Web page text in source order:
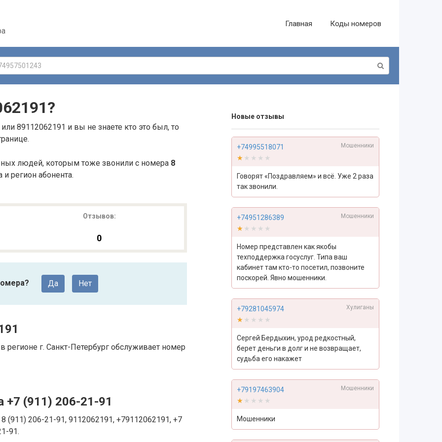
Главная Коды номеров
?
89112062191 и вы не знаете кто это был, то
людей, которым тоже звонили с номера 8
регион абонента.
Отзывов:
0
Да Нет
г. Санкт-Петербург обслуживает номер
+7 (911) 206-21-91
(911) 206-21-91, 9112062191, +79112062191, +7
91.
Новые отзывы
+74995518071 Мошенники
★★★★★
★★★★★
Говорят «Поздравляем» и всё. Уже 2 раза
так звонили.
+74951286389 Мошенники
★★★★★
★★★★★
Номер представлен как якобы
техподдержка госуслуг. Типа ваш
кабинет там кто-то посетил, позвоните
поскорей. Явно мошенники.
+79281045974 Хулиганы
★★★★★
★★★★★
Сергей Бердыхин, урод редкостный,
берет деньги в долг и не возвращает,
судьба его накажет
+79197463904 Мошенники
★★★★★
★★★★★
Мошенники